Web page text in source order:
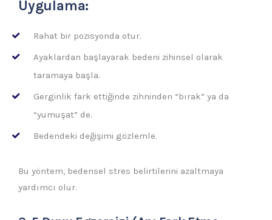
Uygulama:
Rahat bir pozisyonda otur.
Ayaklardan başlayarak bedeni zihinsel olarak
taramaya başla.
Gerginlik fark ettiğinde zihninden “bırak” ya da
“yumuşat” de.
Bedendeki değişimi gözlemle.
Bu yöntem, bedensel stres belirtilerini azaltmaya
yardımcı olur.